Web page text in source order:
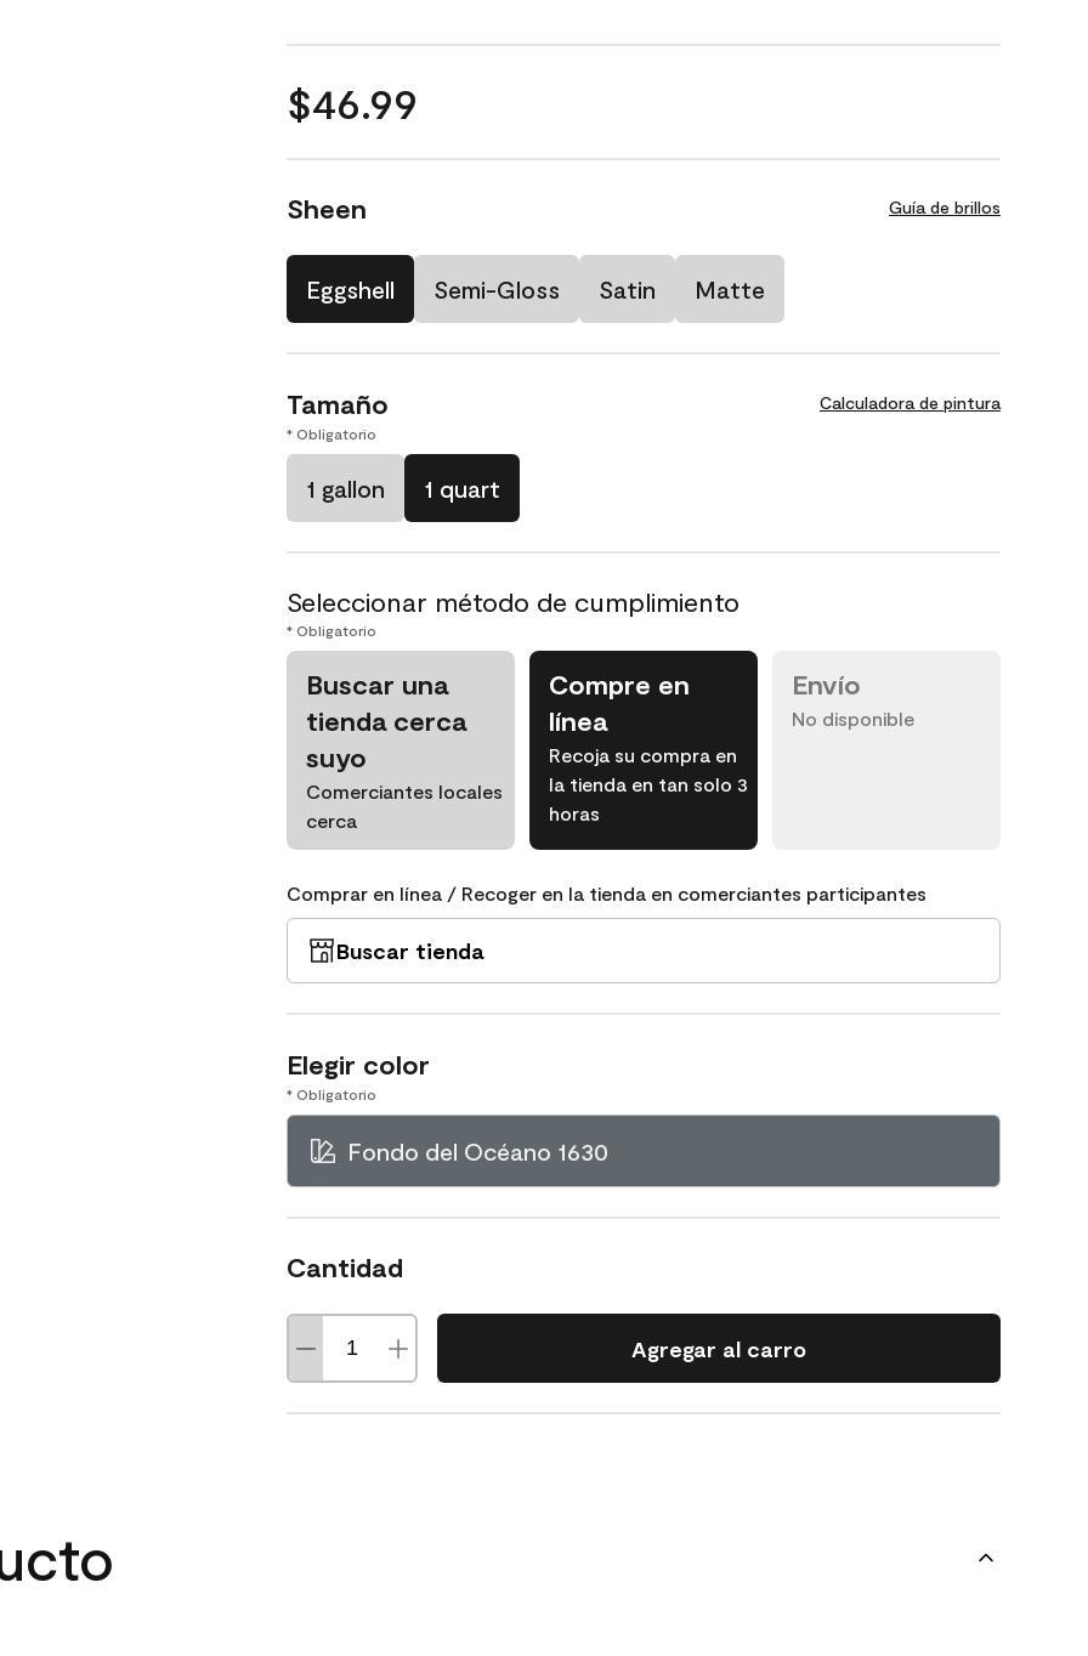
$46.99
Sheen Guía de brillos
Eggshell Semi-Gloss Satin Matte
Tamaño Calculadora de pintura
* Obligatorio
1 gallon 1 quart
Seleccionar método de cumplimiento
* Obligatorio
Buscar una
tienda cerca
suyo
Comerciantes locales
cerca
Compre en
línea
Recoja su compra en
la tienda en tan solo 3
horas
Envío
No disponible
Comprar en línea / Recoger en la tienda en comerciantes participantes
Buscar tienda
Elegir color
* Obligatorio
Fondo del Océano 1630
Cantidad
Agregar al carro